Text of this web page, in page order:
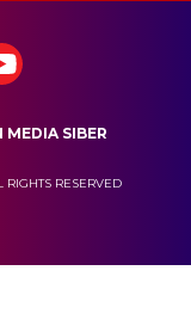
MEDIA SIBER
RESERVED